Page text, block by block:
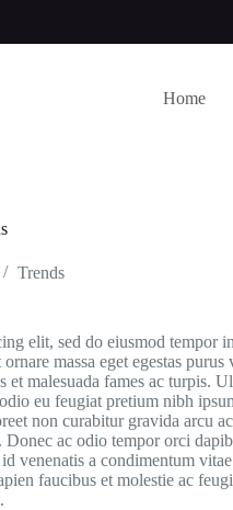
Home
Trends
elit, sed do eiusmod tempor
massa eget egestas
et malesuada fames ac turpis.
eu feugiat pretium nibh
non curabitur gravida arcu
ac odio tempor orci
venenatis a condimentum
faucibus et molestie ac